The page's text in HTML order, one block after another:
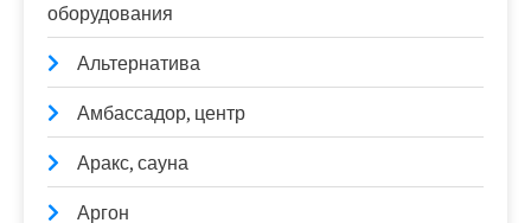
оборудования
Альтернатива
Амбассадор, центр
Аракс, сауна
Аргон